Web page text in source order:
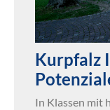
Kurpfalz
In Klassen mit